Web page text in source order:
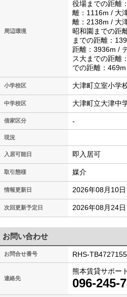
周辺環境
役場までの距離
離：1116m / 大
離：2138m / 大
昭和園までの距
までの距離：
距離：3936m /
ス大までの距離
での距離：469m
小学校区 大津町立室小学
中学校区 大津町立大津中
借家区分 -
現況
入居可能日 即入居可
取引態様 媒介
情報更新日 2026年08月10日
次回更新予定日 2026年08月24日
お問い合わせ
お問合せ番号 RHS-
連絡先
熊本賃貸サポー
096-245-